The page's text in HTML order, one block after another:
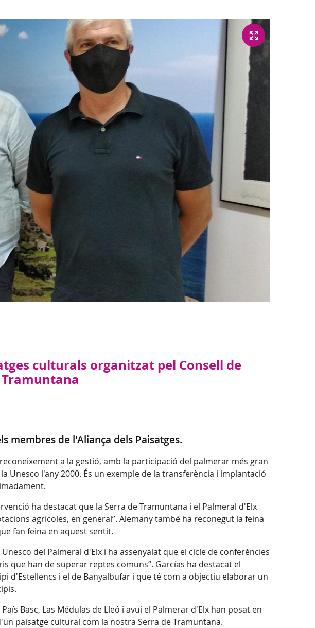
culturals organitzat pel Consell de
membres de l'Aliança dels Paisatges.
a la gestió, amb la participació del palmerar més gran
l'any 2000. És un exemple de la transferència i implantació
ha destacat que la Serra de Tramuntana i el Palmeral d'Elx
agrícoles, en general”. Alemany també ha reconegut la feina
fan feina en aquest sentit.
del Palmeral d'Elx i ha assenyalat que el cicle de conferències
han de superar reptes comuns”. Garcías ha destacat el
d'Estellencs i el de Banyalbufar i que té com a objectiu elaborar un
Basc, Las Médulas de Lleó i avui el Palmerar d'Elx han posat en
paisatge cultural com la nostra Serra de Tramuntana.